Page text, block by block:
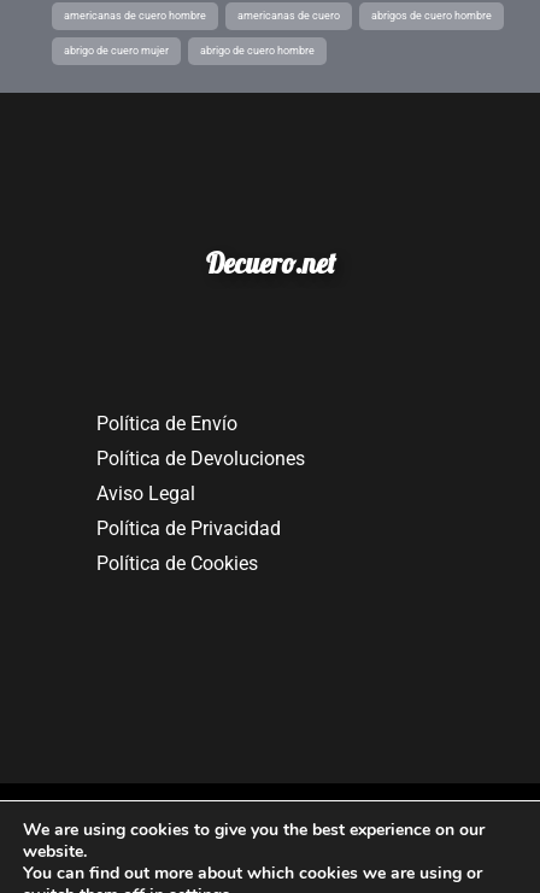
americanas de cuero hombre americanas de cuero abrigos de cuero hombre
abrigo de cuero mujer abrigo de cuero hombre
Decuero.net
Política de Envío
Política de Devoluciones
Aviso Legal
Política de Privacidad
Política de Cookies
We are using cookies to give you the best experience on our
website.
You can find out more about which cookies we are using or